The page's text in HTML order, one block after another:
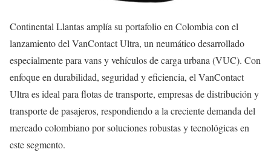
Continental Llantas amplía su portafolio en Colombia con el
lanzamiento del VanContact Ultra, un neumático desarrollado
especialmente para vans y vehículos de carga urbana (VUC). Con
enfoque en durabilidad, seguridad y eficiencia, el VanContact
Ultra es ideal para flotas de transporte, empresas de distribución y
transporte de pasajeros, respondiendo a la creciente demanda del
mercado colombiano por soluciones robustas y tecnológicas en
este segmento.